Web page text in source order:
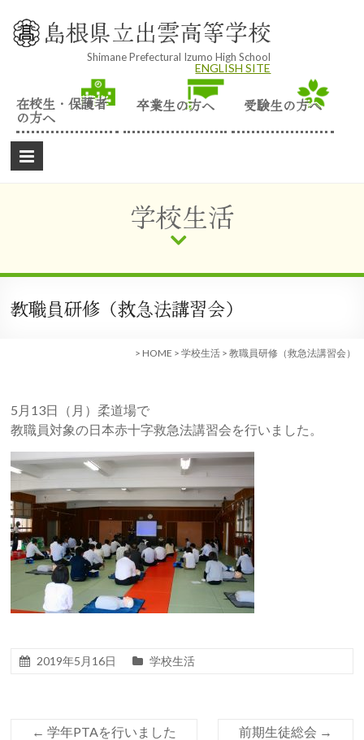
content 島根県立出雲高等学校
Shimane Prefectural Izumo High School
ENGLISH SITE
在校生・保護者
の方へ
卒業生の方へ 受験生の方へ
学校生活
教職員研修（救急法講習会）
> HOME > 学校生活 > 教職員研修（救急法講習会）
5月13日（月）柔道場で
教職員対象の日本赤十字救急法講習会を行いました。
2019年5月16日 学校生活
← 学年PTAを行いました 前期生徒総会 →